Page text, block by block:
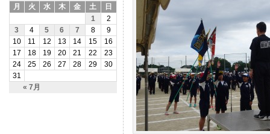
月
火 水 木 金 土 日
« 7月
1
2
3
4 5 6 7 8
9
10
11 12 13 14 15
16
17
18 19 20 21 22
23
24
25 26 27 28 29
30
31